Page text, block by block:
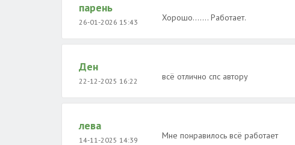
парень
26-01-2026 15:43 Хорошо....... Работает.
Ден
22-12-2025 16:22 всё отлично спс автору
лева
14-11-2025 14:39 Мне понравилось всё работает